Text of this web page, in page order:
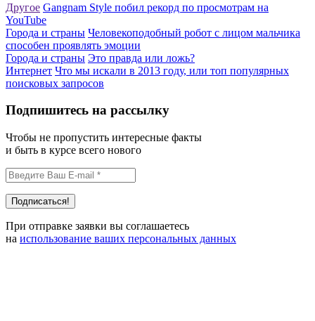
Другое Gangnam Style побил рекорд по просмотрам на
YouTube
Города и страны Человекоподобный робот с лицом мальчика
способен проявлять эмоции
Города и страны Это правда или ложь?
Интернет Что мы искали в 2013 году, или топ популярных
поисковых запросов
Подпишитесь на рассылку
Чтобы не пропустить интересные факты
и быть в курсе всего нового
При отправке заявки вы соглашаетесь
на использование ваших персональных данных